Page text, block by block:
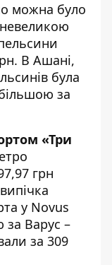
можна було
В Ашані,
була
за
«Три
грн
у Novus
Варус –
за 309